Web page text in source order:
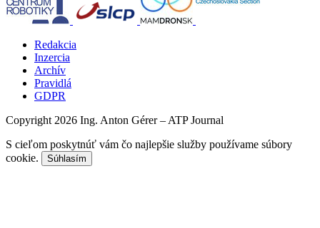
Redakcia
Inzercia
Archív
Pravidlá
GDPR
Copyright 2026 Ing. Anton Gérer – ATP Journal
S cieľom poskytnúť vám čo najlepšie služby používame súbory
cookie.
Súhlasím